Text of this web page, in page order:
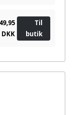
49,95
DKK
Til
butik